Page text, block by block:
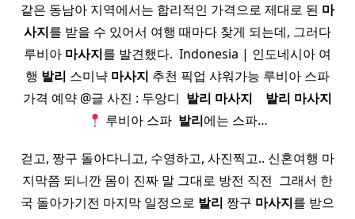
같은 동남아 지역에서는 합리적인 가격으로 제대로 된 마
사지를 받을 수 있어서 여행 때마다 찾게 되는데, 그러다
루비아 마사지를 발견했다. ​ Indonesia | 인도네시아 여
행 발리 스미냑 마사지 추천 픽업 샤워가능 루비아 스파
가격 예약 @글 사진 : 두앙디 ​ 발리 마사지 발리 마사지
루비아 스파 ​ 발리에는 스파…
걷고, 짱구 돌아다니고, 수영하고, 사진찍고.. 신혼여행 마
지막쯤 되니깐 몸이 진짜 말 그대로 방전 직전 ​ 그래서 한
국 돌아가기전 마지막 일정으로 발리 짱구 마사지를 받으